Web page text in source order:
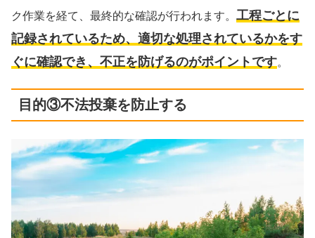
ク作業を経て、最終的な確認が行われます。 工程ごとに
記録されているため、適切な処理されているかをす
ぐに確認でき、不正を防げるのがポイントです。
目的③不法投棄を防止する